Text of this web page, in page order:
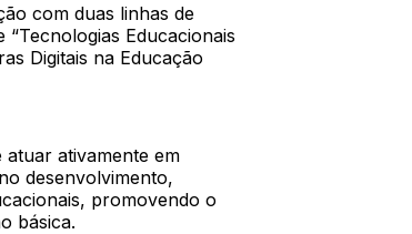
com duas linhas de
“Tecnologias Educacionais
Digitais na Educação
ativamente em
desenvolvimento,
promovendo o
básica.